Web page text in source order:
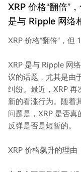
XRP 价格“翻倍”
是与 Ripple 网络
XRP 价格“翻倍”，但
XRP 是与 Ripple 网
议的话题，尤其是由
纠纷。最近，XRP 再
新的看涨行为。随着
问题是，XRP 是否
反弹是否是短暂的。
XRP 价格飙升的理由